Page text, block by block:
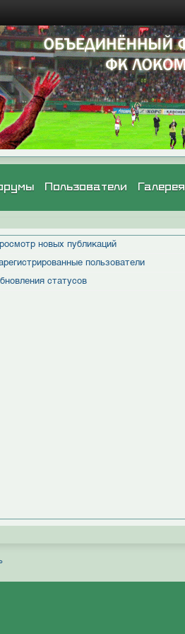
Галерея
Пользователи
новых публикаций
пользователи
статусов